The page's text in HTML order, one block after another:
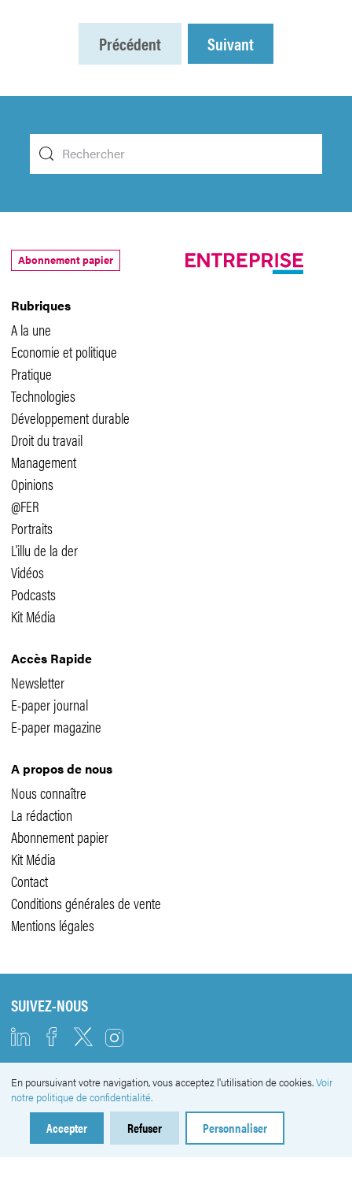
Précédent Suivant
Rubriques
A la une
Economie et politique
Pratique
Technologies
Développement durable
Droit du travail
Management
Opinions
@FER
Portraits
L'illu de la der
Vidéos
Podcasts
Kit Média
Accès Rapide
Newsletter
E-paper journal
E-paper magazine
A propos de nous
Nous connaître
La rédaction
Abonnement papier
Kit Média
Contact
Conditions générales de vente
Mentions légales
Abonnement papier
SUIVEZ-NOUS
NEWSLETTER
En poursuivant votre navigation, vous acceptez l'utilisation de cookies.Voir
notre politique de confidentialité.
Accepter Refuser Personnaliser